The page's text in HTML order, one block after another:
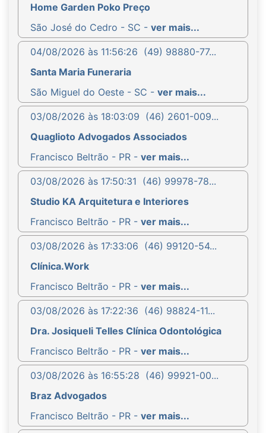
Home Garden Poko Preço
São José do Cedro - SC - ver mais...
04/08/2026 às 11:56:26 (49) 98880-77...
Santa Maria Funeraria
São Miguel do Oeste - SC - ver mais...
03/08/2026 às 18:03:09 (46) 2601-009...
Quaglioto Advogados Associados
Francisco Beltrão - PR - ver mais...
03/08/2026 às 17:50:31 (46) 99978-78...
Studio KA Arquitetura e Interiores
Francisco Beltrão - PR - ver mais...
03/08/2026 às 17:33:06 (46) 99120-54...
Clínica.Work
Francisco Beltrão - PR - ver mais...
03/08/2026 às 17:22:36 (46) 98824-11...
Dra. Josiqueli Telles Clínica Odontológica
Francisco Beltrão - PR - ver mais...
03/08/2026 às 16:55:28 (46) 99921-00...
Braz Advogados
Francisco Beltrão - PR - ver mais...